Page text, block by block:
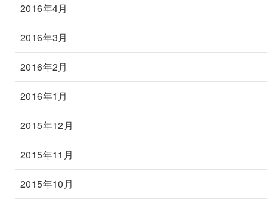
2016年4月
2016年3月
2016年2月
2016年1月
2015年12月
2015年11月
2015年10月